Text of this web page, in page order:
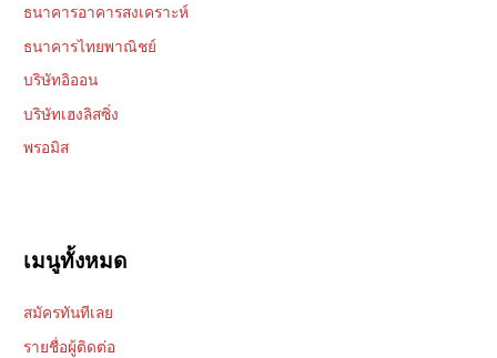
ธนาคารอาคารสงเคราะห์
ธนาคารไทยพาณิชย์
บริษัทอิออน
บริษัทเฮงลิสซิ่ง
พรอมิส
เมนูทั้งหมด
สมัครทันทีเลย
รายชื่อผู้ติดต่อ